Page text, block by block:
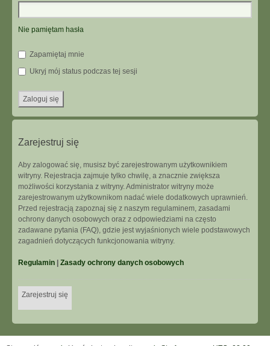
Nie pamiętam hasła
Zapamiętaj mnie
Ukryj mój status podczas tej sesji
Zarejestruj się
Aby zalogować się, musisz być zarejestrowanym użytkownikiem
witryny. Rejestracja zajmuje tylko chwilę, a znacznie zwiększa
możliwości korzystania z witryny. Administrator witryny może
zarejestrowanym użytkownikom nadać wiele dodatkowych uprawnień.
Przed rejestracją zapoznaj się z naszym regulaminem, zasadami
ochrony danych osobowych oraz z odpowiedziami na często
zadawane pytania (FAQ), gdzie jest wyjaśnionych wiele podstawowych
zagadnień dotyczących funkcjonowania witryny.
Regulamin Zasady ochrony danych osobowych
Zarejestruj się